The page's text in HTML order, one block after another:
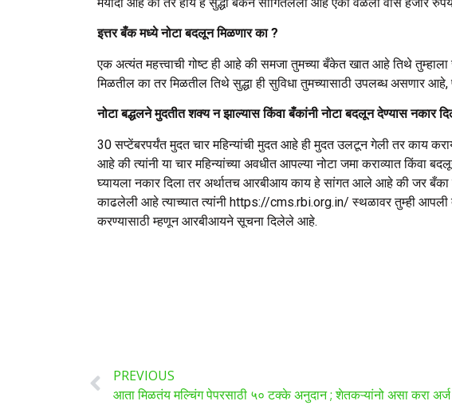
इत्तर बँक मध्ये नोटा बदलून मिळणार का ?
एक अत्यंत महत्त्वाची गोष्ट ही आहे की समजा तुमच्या बँकेत खात आहे तिथे
मिळतील का तर मिळतील तिथे सुद्धा ही सुविधा तुमच्यासाठी उपलब्ध
नोटा बद्धलने मुदतीत शक्य न झाल्यास किंवा बँकांनी नोटा बदलून देण्यास नकार
30 सप्टेंबरपर्यंत मुदत चार महिन्यांची मुदत आहे ही मुदत उलटून गेली तर काय
आहे की त्यांनी या चार महिन्यांच्या अवधीत आपल्या नोटा जमा कराव्यात किंवा
घ्यायला नकार दिला तर अर्थातच आरबीआय काय हे सांगत आले आहे की जर
काढलेली आहे त्याच्यात त्यांनी https://cms.rbi.org.in/ स्थळावर तुम्ही
करण्यासाठी म्हणून आरबीआयने सूचना दिलेले आहे.
PREVIOUS
आता मिळतंय मल्चिंग पेपरसाठी ५० टक्के अनुदान ; शेतकऱ्यांनो असा करा अर्ज